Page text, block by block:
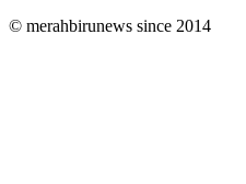
© merahbirunews since 2014